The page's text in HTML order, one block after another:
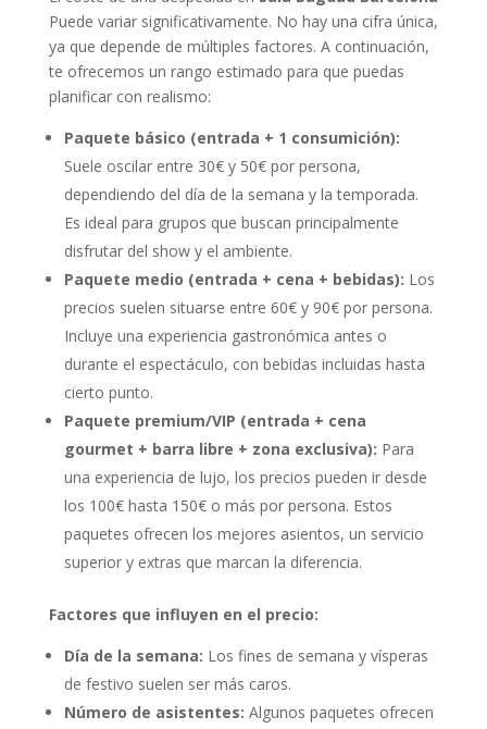
Puede variar significativamente. No hay una cifra única,
ya que depende de múltiples factores. A continuación,
te ofrecemos un rango estimado para que puedas
planificar con realismo:
Paquete básico (entrada + 1 consumición):
Suele oscilar entre 30€ y 50€ por persona,
dependiendo del día de la semana y la temporada.
Es ideal para grupos que buscan principalmente
disfrutar del show y el ambiente.
Paquete medio (entrada + cena + bebidas): Los
precios suelen situarse entre 60€ y 90€ por persona.
Incluye una experiencia gastronómica antes o
durante el espectáculo, con bebidas incluidas hasta
cierto punto.
Paquete premium/VIP (entrada + cena
gourmet + barra libre + zona exclusiva): Para
una experiencia de lujo, los precios pueden ir desde
los 100€ hasta 150€ o más por persona. Estos
paquetes ofrecen los mejores asientos, un servicio
superior y extras que marcan la diferencia.
Factores que influyen en el precio:
Día de la semana: Los fines de semana y vísperas
de festivo suelen ser más caros.
Número de asistentes: Algunos paquetes ofrecen